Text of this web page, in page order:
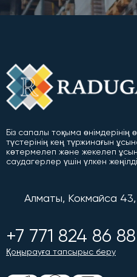
Біз сапалы тоқыма
түстерінің кең түржинағын
көтермелеп және жекелеп
саудагерлер үшін үлкен
Алматы, Кокмайса
+7 771 824 86 88
Қоңырауға тапсырыс беру